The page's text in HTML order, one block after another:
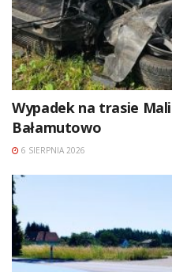
Wypadek na trasie
Bałamutowo
6 SIERPNIA 2026